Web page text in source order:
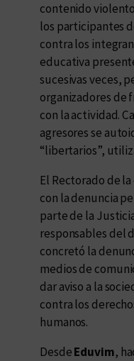
contenido
los participantes
contra los
educativa
sucesivas veces,
organizadores de
con la actividad.
agresores se
“libertarios”,
El Rectorado de
con la denuncia
parte de la
responsables del
concretó la
medios de
dar aviso a la
contra los
humanos.
DesdeEduvim,